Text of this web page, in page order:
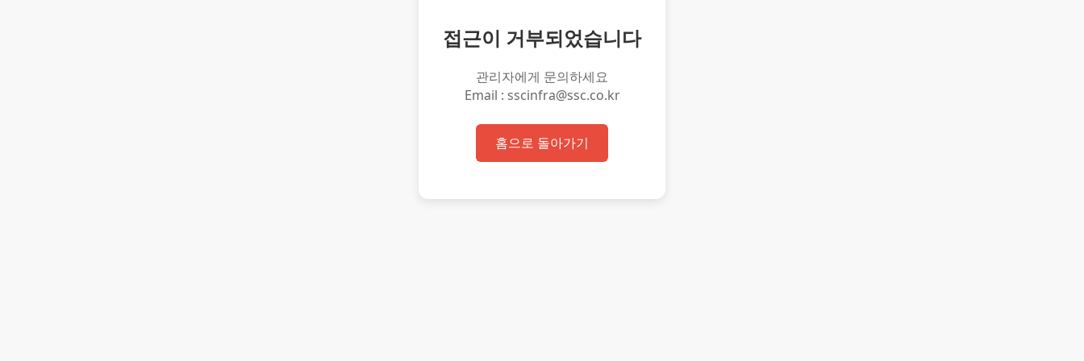
접근이 거부되었습니다
관리자에게 문의하세요
Email : sscinfra@ssc.co.kr
홈으로 돌아가기